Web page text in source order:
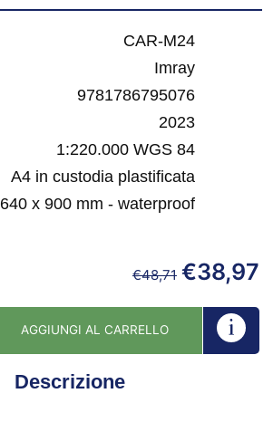
CAR-M24
Imray
9781786795076
2023
1:220.000 WGS 84
A4 in custodia plastificata
640 x 900 mm - waterproof
€48,71 €38,97
AGGIUNGI AL CARRELLO
Descrizione